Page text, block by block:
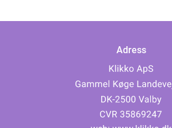
Adress